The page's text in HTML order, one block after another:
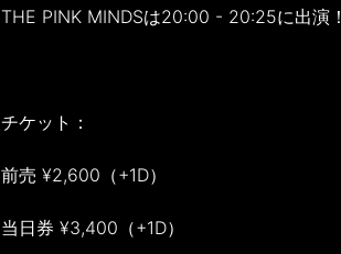
THE PINK MINDSは20:00 - 20:25に出演！
チケット：
前売 ¥2,600（+1D）
当日券 ¥3,400（+1D）